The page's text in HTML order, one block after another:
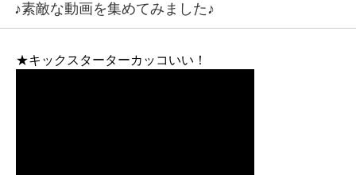
♪素敵な動画を集めてみました♪
★キックスターターカッコいい！